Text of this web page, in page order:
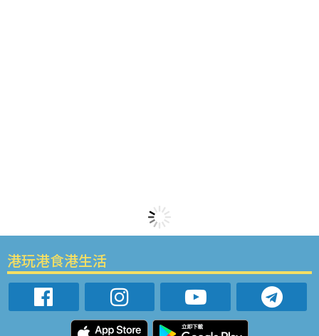
港玩港食港生活